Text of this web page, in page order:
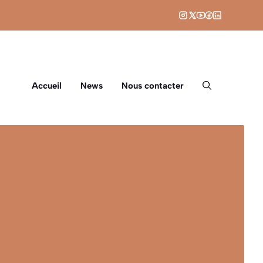
Accueil News Nous contacter